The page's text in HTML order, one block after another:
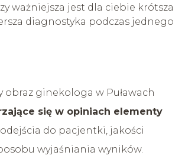
ważniejsza jest dla ciebie krótsza
diagnostyka podczas jednego
obraz ginekologa w Puławach
się w opiniach elementy
do pacjentki, jakości
wyjaśniania wyników.